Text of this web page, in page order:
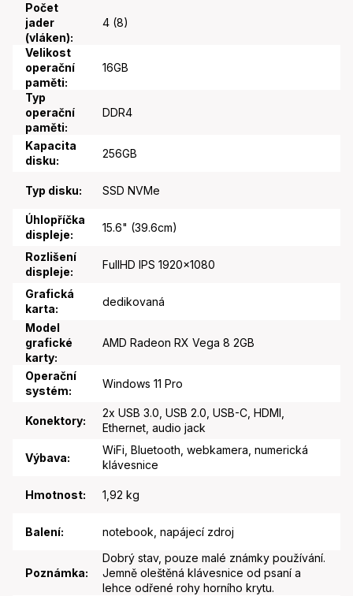
Počet
jader
(vláken):
4 (8)
Velikost
operační
paměti:
16GB
Typ
operační
paměti:
DDR4
Kapacita
disku:
256GB
Typ disku: SSD NVMe
Úhlopříčka
displeje:
15.6" (39.6cm)
Rozlišení
displeje:
FullHD IPS 1920x1080
Grafická
karta:
dedikovaná
Model
grafické
karty:
AMD Radeon RX Vega 8 2GB
Operační
systém:
Windows 11 Pro
Konektory:
2x USB 3.0, USB 2.0, USB-C, HDMI,
Ethernet, audio jack
Výbava:
WiFi, Bluetooth, webkamera, numerická
klávesnice
Hmotnost: 1,92 kg
Balení: notebook, napájecí zdroj
Poznámka:
Dobrý stav, pouze malé známky používání.
Jemně oleštěná klávesnice od psaní a
lehce odřené rohy horního krytu.